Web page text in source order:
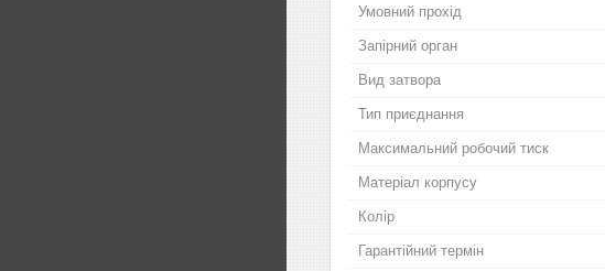
Умовний прохід
Запірний орган
Вид затвора
Тип приєднання
Максимальний робочий тиск
Матеріал корпусу
Колір
Гарантійний термін